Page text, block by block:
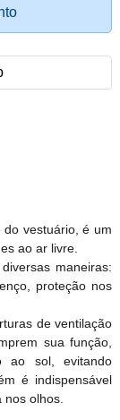
vestuário, é um
ao ar livre.
maneiras:
proteção nos
de ventilação
sua função,
ao sol, evitando
é indispensável
nos olhos.